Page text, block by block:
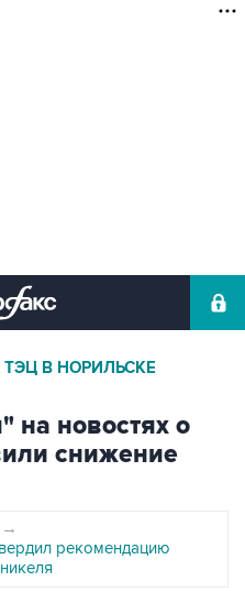
В НОРИЛЬСКЕ
на новостях о
снижение
→
рекомендацию